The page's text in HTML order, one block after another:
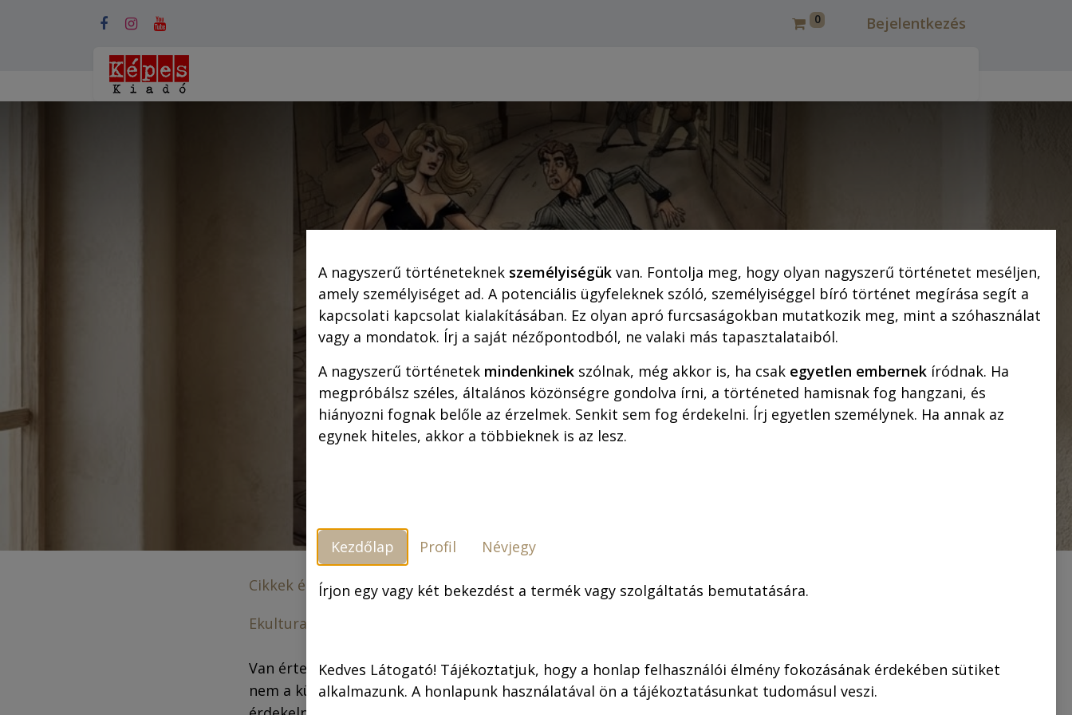
0 Bejelentkezés
A szőke ciklon
Cikkek és megjelenések
A szőke ciklon
Ekultura.hu:
Van értelme a honi képregénykiadás kapcsán „Szent Grál”-ról beszélni? Pontosítok:
nem a külföldi kiadványok magyarítása, hanem hazai szerző/rajzoló vonatkozásban
A nagyszerű történeteknek személyiségük van. Fontolja meg, hogy olyan nagyszerű történetet meséljen,
amely személyiséget ad. A potenciális ügyfeleknek szóló, személyiséggel bíró történet megírása segít a
kapcsolati kapcsolat kialakításában. Ez olyan apró furcsaságokban mutatkozik meg, mint a szóhasználat
vagy a mondatok. Írj a saját nézőpontodból, ne valaki más tapasztalataiból.
A nagyszerű történetek mindenkinek szólnak, még akkor is, ha csak egyetlen embernek íródnak. Ha
megpróbálsz széles, általános közönségre gondolva írni, a történeted hamisnak fog hangzani, és
hiányozni fognak belőle az érzelmek. Senkit sem fog érdekelni. Írj egyetlen személynek. Ha annak az
egynek hiteles, akkor a többieknek is az lesz.
Kezdőlap Profil Névjegy
Írjon egy vagy két bekezdést a termék vagy szolgáltatás bemutatására.
Kedves Látogató! Tájékoztatjuk, hogy a honlap felhasználói élmény fokozásának érdekében sütiket
alkalmazunk. A honlapunk használatával ön a tájékoztatásunkat tudomásul veszi.